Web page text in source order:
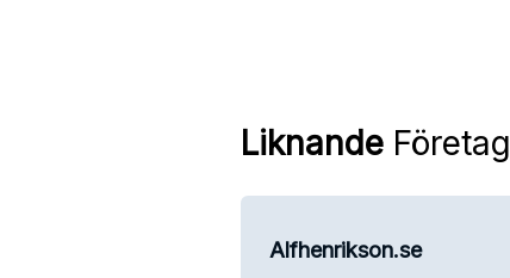
LiknandeFöretag
Alfhenrikson.se